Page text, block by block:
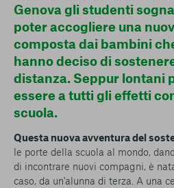
Cookies di marketing
Genova gli studenti
poter accogliere una
composta dai bambini
hanno deciso di
distanza. Seppur lontani
essere a tutti gli effetti
scuola.
Questa nuova avventura del
le porte della scuola al mondo,
di incontrare nuovi compagni, è
caso, da un'alunna di terza. A una